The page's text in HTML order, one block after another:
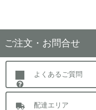
ご注文・お問合せ
よくあるご質問
配達エリア